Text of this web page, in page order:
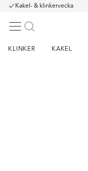
Kakel- & klinkervecka
KLINKER KAKEL